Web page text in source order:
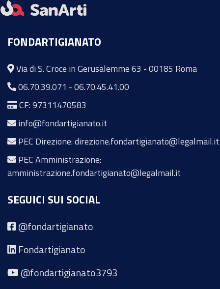
FONDARTIGIANATO
Via di S. Croce in Gerusalemme 63 - 00185 Roma
06.70.39.071 -06.70.45.41.00
CF: 97311470583
info@fondartigianato.it
PEC Direzione: direzione.fondartigianato@legalmail.it
PEC Amministrazione:
amministrazione.fondartigianato@legalmail.it
SEGUICI SUI SOCIAL
@fondartigianato
Fondartigianato
@fondartigianato3793